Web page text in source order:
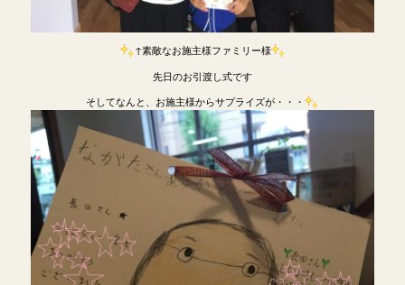
↑素敵なお施主様ファミリー様
先日のお引渡し式です
そしてなんと、お施主様からサプライズが・・・